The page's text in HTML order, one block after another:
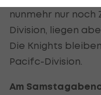
nunmehr nur
Division, liegen
Die Knights
Pacifc-Division.
Am